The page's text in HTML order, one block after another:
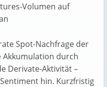
Volumen auf
Spot-Nachfrage der
Akkumulation durch
Derivate-Aktivität –
hin. Kurzfristig